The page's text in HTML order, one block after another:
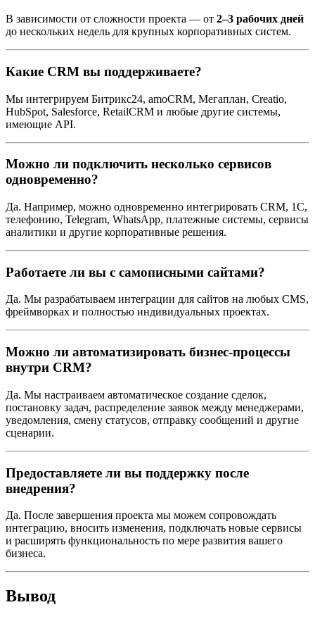
В зависимости от сложности проекта — от 2–3 рабочих дней
до нескольких недель для крупных корпоративных систем.
Какие CRM вы поддерживаете?
Мы интегрируем Битрикс24, amoCRM, Мегаплан, Creatio,
HubSpot, Salesforce, RetailCRM и любые другие системы,
имеющие API.
Можно ли подключить несколько сервисов
одновременно?
Да. Например, можно одновременно интегрировать CRM, 1С,
телефонию, Telegram, WhatsApp, платежные системы, сервисы
аналитики и другие корпоративные решения.
Работаете ли вы с самописными сайтами?
Да. Мы разрабатываем интеграции для сайтов на любых CMS,
фреймворках и полностью индивидуальных проектах.
Можно ли автоматизировать бизнес-процессы
внутри CRM?
Да. Мы настраиваем автоматическое создание сделок,
постановку задач, распределение заявок между менеджерами,
уведомления, смену статусов, отправку сообщений и другие
сценарии.
Предоставляете ли вы поддержку после
внедрения?
Да. После завершения проекта мы можем сопровождать
интеграцию, вносить изменения, подключать новые сервисы
и расширять функциональность по мере развития вашего
бизнеса.
Вывод